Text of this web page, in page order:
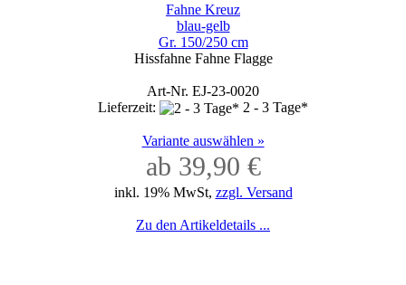
Fahne Kreuz
blau-gelb
Gr. 150/250 cm
Hissfahne Fahne Flagge
Art-Nr. EJ-23-0020
Lieferzeit:
2 - 3 Tage*
Variante auswählen »
ab 39,90 €
inkl. 19% MwSt, zzgl. Versand
Zu den Artikeldetails ...